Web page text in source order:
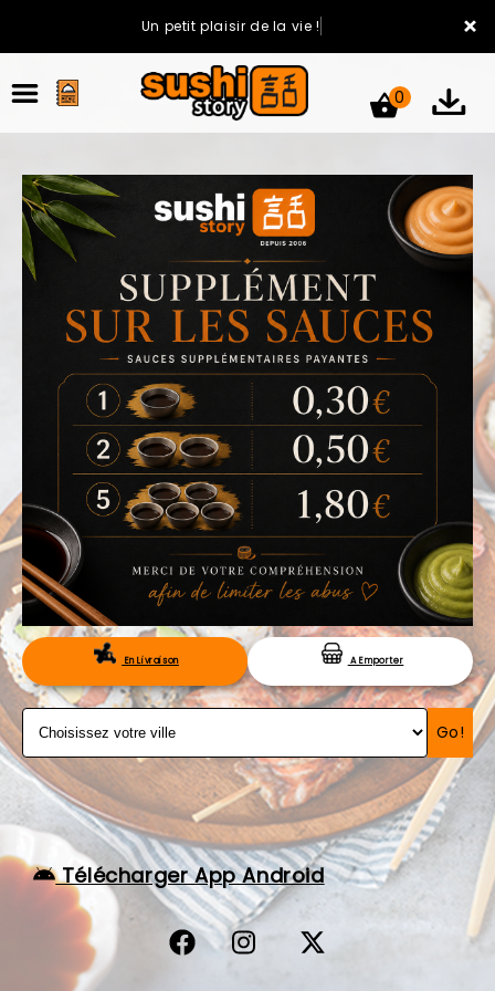
×
Un petit plaisir de la vie !
ACCUEIL
LA CARTE
VOTRE COMPTE
NOTRE RESTAURANT
VOS AVIS
MENTIONS LÉGALES
C.G.V
RÉSERVATION
0
En Livraison A Emporter
Go!
Télécharger App Android